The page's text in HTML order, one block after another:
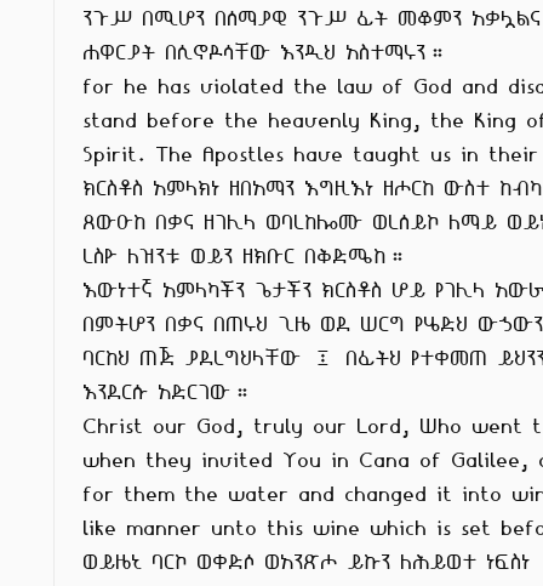
ንጉሥ በሚሆን በሰማያዊ ንጉሥ ፊት መቆምን
ሐዋርያት በሲኖዶሳቸው እንዲህ አስተማሩን።
for he has violated the law of God and
stand before the heavenly King, the King
Spirit. The Apostles have taught us in their
ክርስቶስ አምላክነ ዘበአማን እግዚእነ ዘሖርከ ውስተ
ጸውዑከ በቃና ዘገሊላ ወባረከሎሙ ወረሰይኮ ለማይ
ረስዮ ለዝንቱ ወይን ዘክቡር በቅድሜከ።
እውነተኛ አምላካችን ጌታችን ክርስቶስ ሆይ የገሊላ
በምትሆን በቃና በጠሩህ ጊዜ ወደ ሠርግ የሄድህ
ባርከህ ጠጅ ያደረግህላቸው ፤ በፊትህ የተቀመጠ
እንደርሱ አድርገው።
Christ our God, truly our Lord, Who went
when they invited You in Cana of Galilee,
for them the water and changed it into
like manner unto this wine which is set
ወይዜኒ ባርኮ ወቀድሶ ወአንጽሖ ይኩን ለሕይወተ ነፍስነ